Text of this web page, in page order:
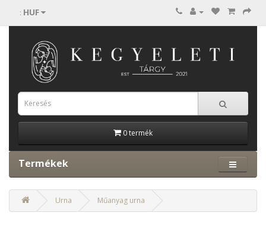
: HUF
0 termék
Termékek
Urna Műanyag urna